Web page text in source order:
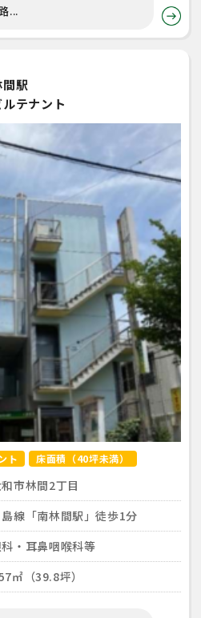
...
駅
テナント
ト 床面積（40坪未満）
市林間2丁目
線「南林間駅」徒歩1分
・耳鼻咽喉科等
（39.8坪）